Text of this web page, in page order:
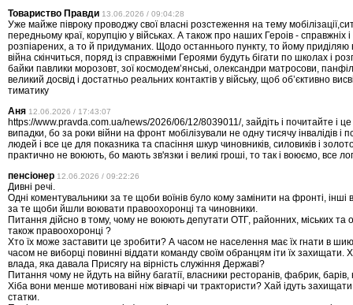
Товариство Правди 13.06.2026 / 09:04:28
Уже майже півроку проводжу свої власні розстеження на тему
передньому краї, корупцію у військах. А також про наших Героів - справжніх
розпіарених, а то й придуманих. Щодо останнього пункту, то йому приділяю
війна скінчиться, поряд із справжніми Героями будуть бігати по школах і
байки павлики морозовт, зої космодемʼянські, олександри матросови,
великий досвід і достатньо реальних контактів у війську, щоб обʼєктивно
тиматику
Аня 12.06.2026 / 17:43:07
https://www.pravda.com.ua/news/2026/06/12/8039011/, зайдіть і почитайте і
випадки, бо за роки війни на фронт мобілізували не одну тисячу інвалідів і
людей і все це для показника та спасіння шкур чиновників, силовиків і
практично не воюють, бо мають зв'язки і великі гроші, то так і воюємо, все
пенсіонер 12.06.2026 / 09:22:26
Дивні речі.
Одні коментувальники за те щоби воїнів було кому замінити на фронті, інші
за те щоби йшли воювати правоохоронці та чиновники.
Питання дійсно в тому, чому не воюють депутати ОТГ, районних, міських та
також правоохоронці ?
Хто їх може заставити це зробити? А часом не населення має їх гнати в
часом не виборці повинні віддати команду своїм обранцям іти їх захищати.
влада, яка давала Присягу на вірність служіння Державі?
Питання чому не йдуть на війну багатії, власники ресторанів, фабрик, барів,
Хіба вони менше мотивовані ніж вівчарі чи трактористи? Хай ідуть
статки.